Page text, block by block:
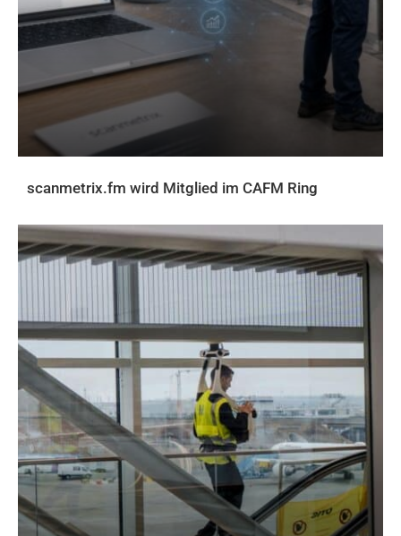
scanmetrix.fm wird Mitglied im CAFM Ring